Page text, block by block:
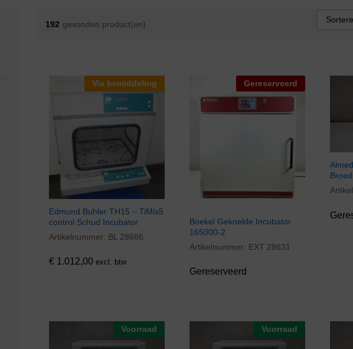
192 gevonden product(en)
Via bemiddeling
Edmund Buhler TH15 – TiMix5
control Schud Incubator
Artikelnummer: BL 28686
€1.012,00 excl. btw
€1.012,00
Gereserveerd
Boekel Gekoelde Incubator
165000-2
Artikelnummer: EXT 28631
Gereserveerd
Voorraad Voorraad